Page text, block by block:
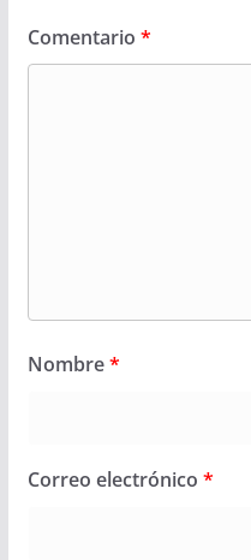
Comentario *
Nombre*
Correo electrónico *